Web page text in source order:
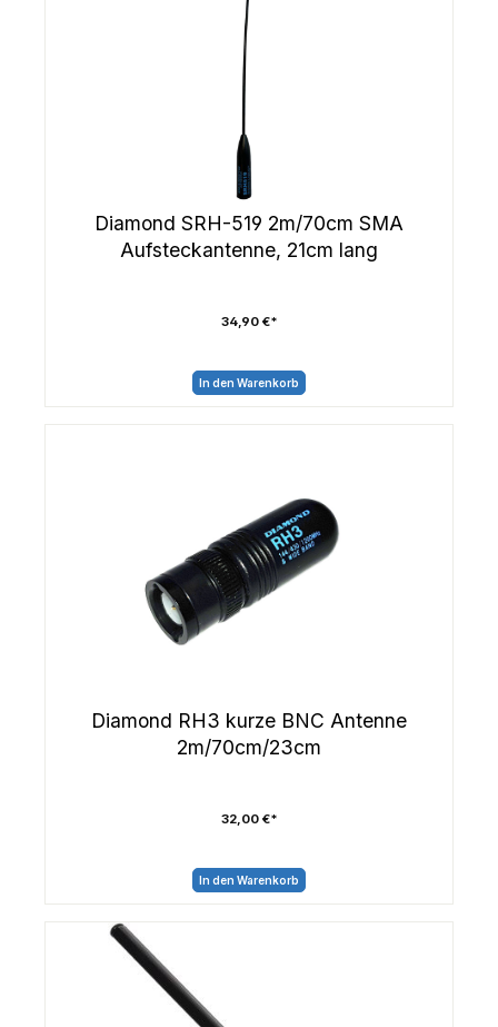
Diamond SRH-519 2m/70cm SMA
Aufsteckantenne, 21cm lang
34,90 €*
In den Warenkorb
Diamond RH3 kurze BNC Antenne
2m/70cm/23cm
32,00 €*
In den Warenkorb